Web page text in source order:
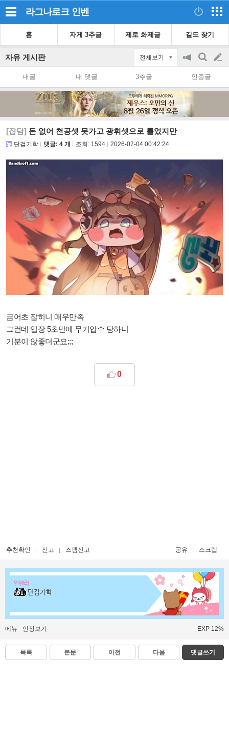
라그나로크 인벤
홈 자게 3추글 제로 화제글 길드 찾기
자유 게시판 전체보기
공
on/off
검
색
글
쓰
내글 내 댓글 3추글 인증글
[잡담] 돈 없어 천공셋 못가고 광휘셋으로 틀었지만
단검기학 댓글: 4 개 조회: 1594 2026-07-04 00:42:24
금어초 잡히니 매우만족
그런데 입장 5초만에 무기압수 당하니
기분이 않좋더군요;;;
0
추천확인 신고 스팸신고 공유 스크랩
인벤러
단검기학
메뉴 인장보기 EXP 12%
목록 본문 이전 다음 댓글쓰기